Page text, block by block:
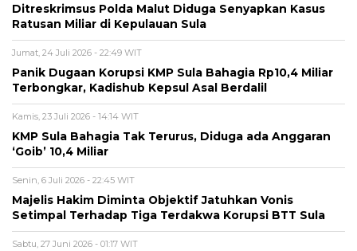
Ditreskrimsus Polda Malut Diduga Senyapkan Kasus
Ratusan Miliar di Kepulauan Sula
Jumat, 24 Juli 2026 - 22:49 WIT
Panik Dugaan Korupsi KMP Sula Bahagia Rp10,4 Miliar
Terbongkar, Kadishub Kepsul Asal Berdalil
Kamis, 23 Juli 2026 - 14:14 WIT
KMP Sula Bahagia Tak Terurus, Diduga ada Anggaran
‘Goib’ 10,4 Miliar
Senin, 6 Juli 2026 - 22:45 WIT
Majelis Hakim Diminta Objektif Jatuhkan Vonis
Setimpal Terhadap Tiga Terdakwa Korupsi BTT Sula
Sabtu, 27 Juni 2026 - 01:17 WIT